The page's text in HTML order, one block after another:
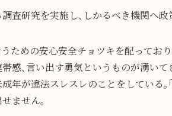
査研究を実施し､しかるべき機関へ政
ための安心安全チョツキを配ってお
感､言い出す勇気というものが湧い
年が違法スレスレのことをしている
ません｡